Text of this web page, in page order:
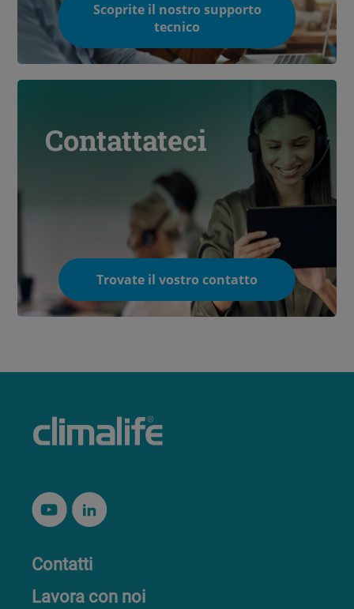
Scoprite il nostro supporto
tecnico
Contattateci
Trovate il vostro contatto
Contatti
Lavora con noi